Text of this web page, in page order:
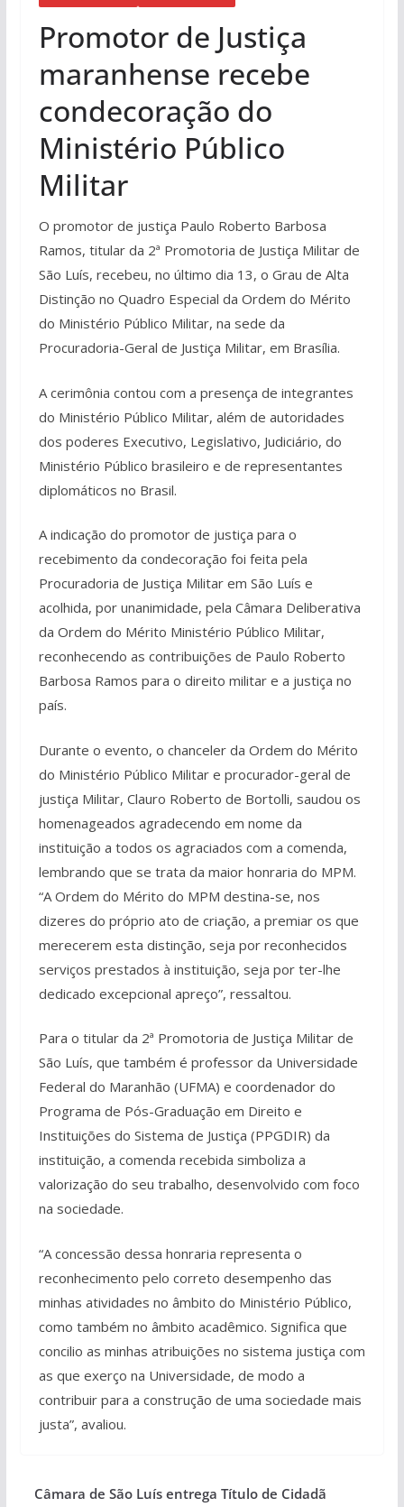
Promotor de Justiça
maranhense recebe
condecoração do
Ministério Público
Militar
O promotor de justiça Paulo Roberto Barbosa
Ramos, titular da 2ª Promotoria de Justiça Militar de
São Luís, recebeu, no último dia 13, o Grau de Alta
Distinção no Quadro Especial da Ordem do Mérito
do Ministério Público Militar, na sede da
Procuradoria-Geral de Justiça Militar, em Brasília.
A cerimônia contou com a presença de integrantes
do Ministério Público Militar, além de autoridades
dos poderes Executivo, Legislativo, Judiciário, do
Ministério Público brasileiro e de representantes
diplomáticos no Brasil.
A indicação do promotor de justiça para o
recebimento da condecoração foi feita pela
Procuradoria de Justiça Militar em São Luís e
acolhida, por unanimidade, pela Câmara Deliberativa
da Ordem do Mérito Ministério Público Militar,
reconhecendo as contribuições de Paulo Roberto
Barbosa Ramos para o direito militar e a justiça no
país.
Durante o evento, o chanceler da Ordem do Mérito
do Ministério Público Militar e procurador-geral de
justiça Militar, Clauro Roberto de Bortolli, saudou os
homenageados agradecendo em nome da
instituição a todos os agraciados com a comenda,
lembrando que se trata da maior honraria do MPM.
“A Ordem do Mérito do MPM destina-se, nos
dizeres do próprio ato de criação, a premiar os que
merecerem esta distinção, seja por reconhecidos
serviços prestados à instituição, seja por ter-lhe
dedicado excepcional apreço”, ressaltou.
Para o titular da 2ª Promotoria de Justiça Militar de
São Luís, que também é professor da Universidade
Federal do Maranhão (UFMA) e coordenador do
Programa de Pós-Graduação em Direito e
Instituições do Sistema de Justiça (PPGDIR) da
instituição, a comenda recebida simboliza a
valorização do seu trabalho, desenvolvido com foco
na sociedade.
“A concessão dessa honraria representa o
reconhecimento pelo correto desempenho das
minhas atividades no âmbito do Ministério Público,
como também no âmbito acadêmico. Significa que
concilio as minhas atribuições no sistema justiça com
as que exerço na Universidade, de modo a
contribuir para a construção de uma sociedade mais
justa”, avaliou.
Câmara de São Luís entrega Título de Cidadã